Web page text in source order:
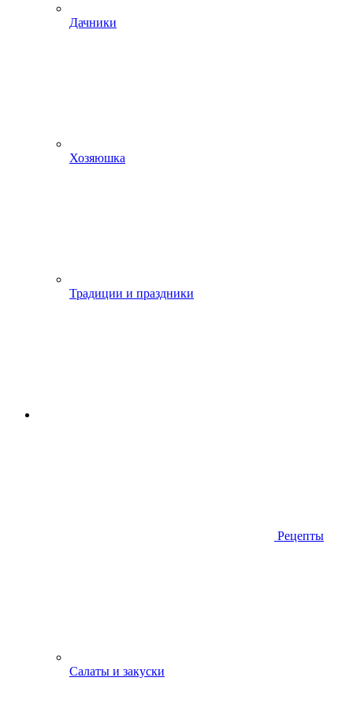
Дачники
Хозяюшка
Традиции и праздники
Рецепты
Салаты и закуски